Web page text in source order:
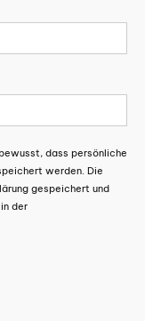
dass persönliche
werden. Die
gespeichert und
der